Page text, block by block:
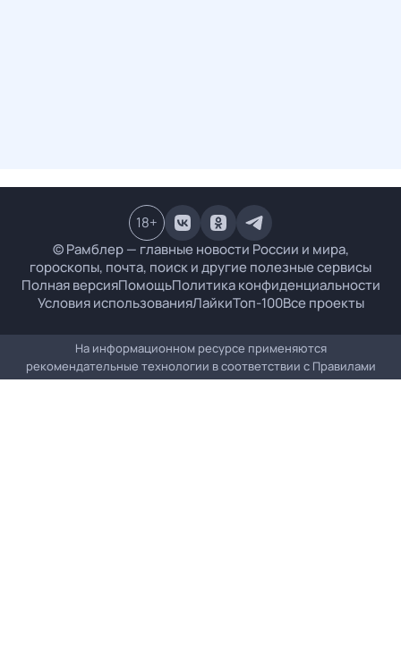
© Рамблер — главные новости России и мира,
гороскопы, почта, поиск и другие полезные сервисы
Полная версияПомощьПолитика конфиденциальности
Условия использованияЛайкиТоп-100Все проекты
18+
На информационном ресурсе применяются
рекомендательные технологии в соответствии с Правилами